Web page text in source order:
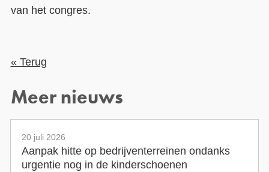
van het congres.
« Terug
Meer nieuws
20 juli 2026
Aanpak hitte op bedrijventerreinen ondanks
urgentie nog in de kinderschoenen